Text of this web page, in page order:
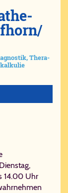
The­ra­
14.00 Uhr